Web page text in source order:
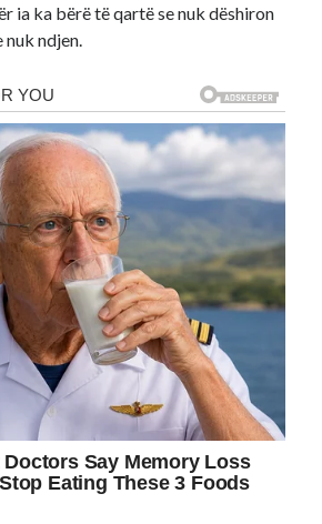
ia ka bërë të qartë se nuk dëshiron
nuk ndjen.